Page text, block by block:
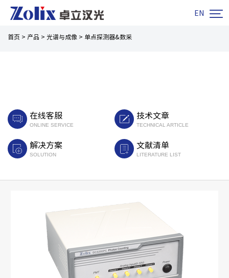
EN 
首页 > 产品 > 光谱与成像 > 单点探测器&数采
在线客服
ONLINE SERVICE
技术文章
TECHNICAL ARTICLE
解决方案
SOLUTION
文献清单
LITERATURE LIST